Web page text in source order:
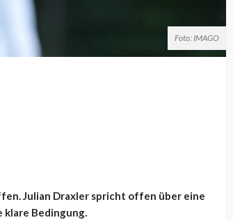
Foto: IMAGO
Julian Draxler spricht offen über eine
klare Bedingung.